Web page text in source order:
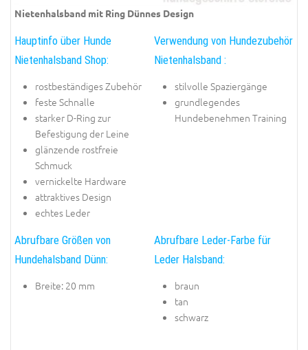
Nietenhalsband mit Ring Dünnes Design
Hauptinfo über Hunde
Nietenhalsband Shop:
rostbeständiges Zubehör
feste Schnalle
starker D-Ring zur
Befestigung der Leine
glänzende rostfreie
Schmuck
vernickelte Hardware
attraktives Design
echtes Leder
Verwendung von Hundezubehör
Nietenhalsband :
stilvolle Spaziergänge
grundlegendes
Hundebenehmen Training
Abrufbare Größen von
Hundehalsband Dünn:
Breite: 20 mm
Abrufbare Leder-Farbe für
Leder Halsband:
braun
tan
schwarz